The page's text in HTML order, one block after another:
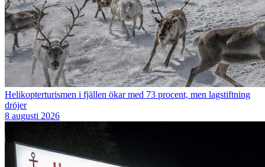
Helikopterturismen i fjällen ökar med 73 procent, men lagstiftning
dröjer
8 augusti 2026